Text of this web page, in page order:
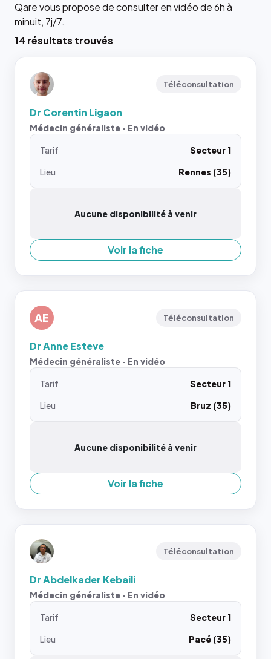
Qare vous propose de consulter en vidéo de 6h à
minuit, 7j/7.
14 résultats trouvés
Téléconsultation
Dr Corentin Ligaon
Médecin généraliste · En vidéo
Tarif
Secteur 1
Lieu
Rennes (35)
Aucune disponibilité à venir
Voir la fiche
AE Téléconsultation
Dr Anne Esteve
Médecin généraliste · En vidéo
Tarif
Secteur 1
Lieu
Bruz (35)
Aucune disponibilité à venir
Voir la fiche
Téléconsultation
Dr Abdelkader Kebaili
Médecin généraliste · En vidéo
Tarif
Secteur 1
Lieu
Pacé (35)